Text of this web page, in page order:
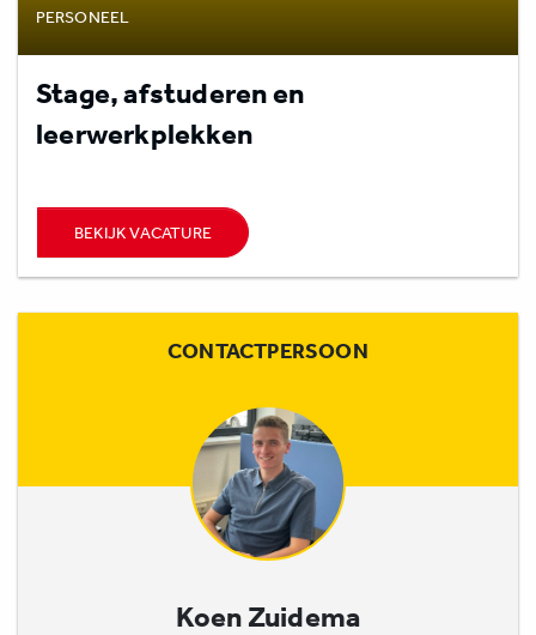
PERSONEEL
Stage, afstuderen en
leerwerkplekken
BEKIJK VACATURE
CONTACTPERSOON
Koen Zuidema